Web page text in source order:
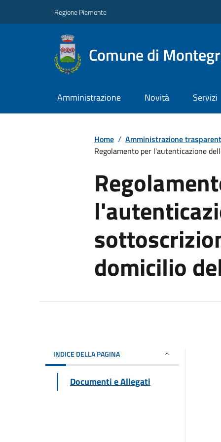
Regione Piemonte
Comune di
Amministrazione Novità Servizi
Home / Amministrazione
Regolamento per l'autenticazione
domicilio
INDICE DELLA PAGINA
Documenti e Allegati